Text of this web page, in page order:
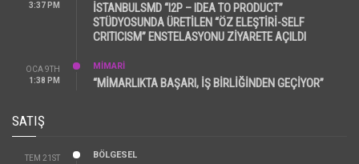
3:37 PM
İSTANBULSMD “I2P – IDEA TO PRODUCT”
STÜDYOSUNDA ÜRETİLEN “ÖZ ELEŞTİRİ-SELF
CRITICISM” ENSTELASYONU ZİYARETE AÇILDI
OCA 9TH
1:38 PM
MİMARİ
“MİMARLIKTA BAŞARI, İŞ BİRLİĞİNDEN GEÇİYOR”
SATIŞ
TEM 21ST
BÖLGESEL